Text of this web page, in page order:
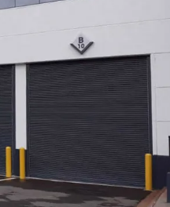
Porta de Enrolar Automática
Automatizadores
Acessórios Para Portas de
Enrolar
Pintura eletrostática
Portfólio
Contato